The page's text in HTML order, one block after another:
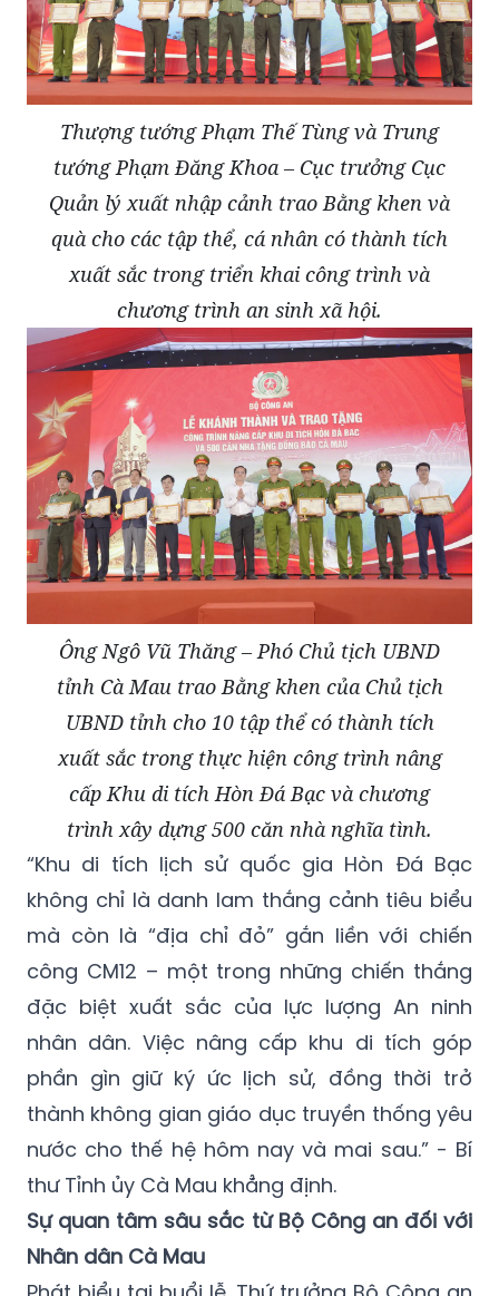
Thượng tướng Phạm Thế Tùng và Trung
tướng Phạm Đăng Khoa – Cục trưởng Cục
Quản lý xuất nhập cảnh trao Bằng khen và
quà cho các tập thể, cá nhân có thành tích
xuất sắc trong triển khai công trình và
chương trình an sinh xã hội.
Ông Ngô Vũ Thăng – Phó Chủ tịch UBND
tỉnh Cà Mau trao Bằng khen của Chủ tịch
UBND tỉnh cho 10 tập thể có thành tích
xuất sắc trong thực hiện công trình nâng
cấp Khu di tích Hòn Đá Bạc và chương
trình xây dựng 500 căn nhà nghĩa tình.
“Khu di tích lịch sử quốc gia Hòn Đá Bạc
không chỉ là danh lam thắng cảnh tiêu biểu
mà còn là “địa chỉ đỏ” gắn liền với chiến
công CM12 – một trong những chiến thắng
đặc biệt xuất sắc của lực lượng An ninh
nhân dân. Việc nâng cấp khu di tích góp
phần gìn giữ ký ức lịch sử, đồng thời trở
thành không gian giáo dục truyền thống yêu
nước cho thế hệ hôm nay và mai sau.” - Bí
thư Tỉnh ủy Cà Mau khẳng định.
Sự quan tâm sâu sắc từ Bộ Công an đối với
Nhân dân Cà Mau